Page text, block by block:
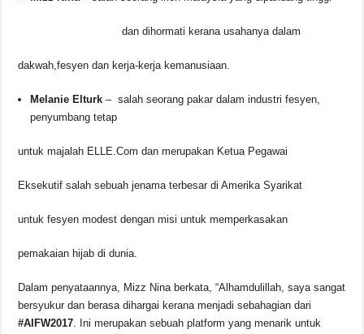
dan dihormati kerana usahanya dalam
dakwah,fesyen dan kerja-kerja kemanusiaan.
Melanie Elturk – salah seorang pakar dalam industri fesyen,
penyumbang tetap
untuk majalah ELLE.Com dan merupakan Ketua Pegawai
Eksekutif salah sebuah jenama terbesar di Amerika Syarikat
untuk fesyen modest dengan misi untuk memperkasakan
pemakaian hijab di dunia.
Dalam penyataannya, Mizz Nina berkata, “Alhamdulillah, saya sangat
bersyukur dan berasa dihargai kerana menjadi sebahagian dari
#AIFW2017. Ini merupakan sebuah platform yang menarik untuk